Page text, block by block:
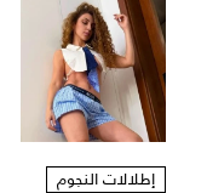
إطلالات النجوم